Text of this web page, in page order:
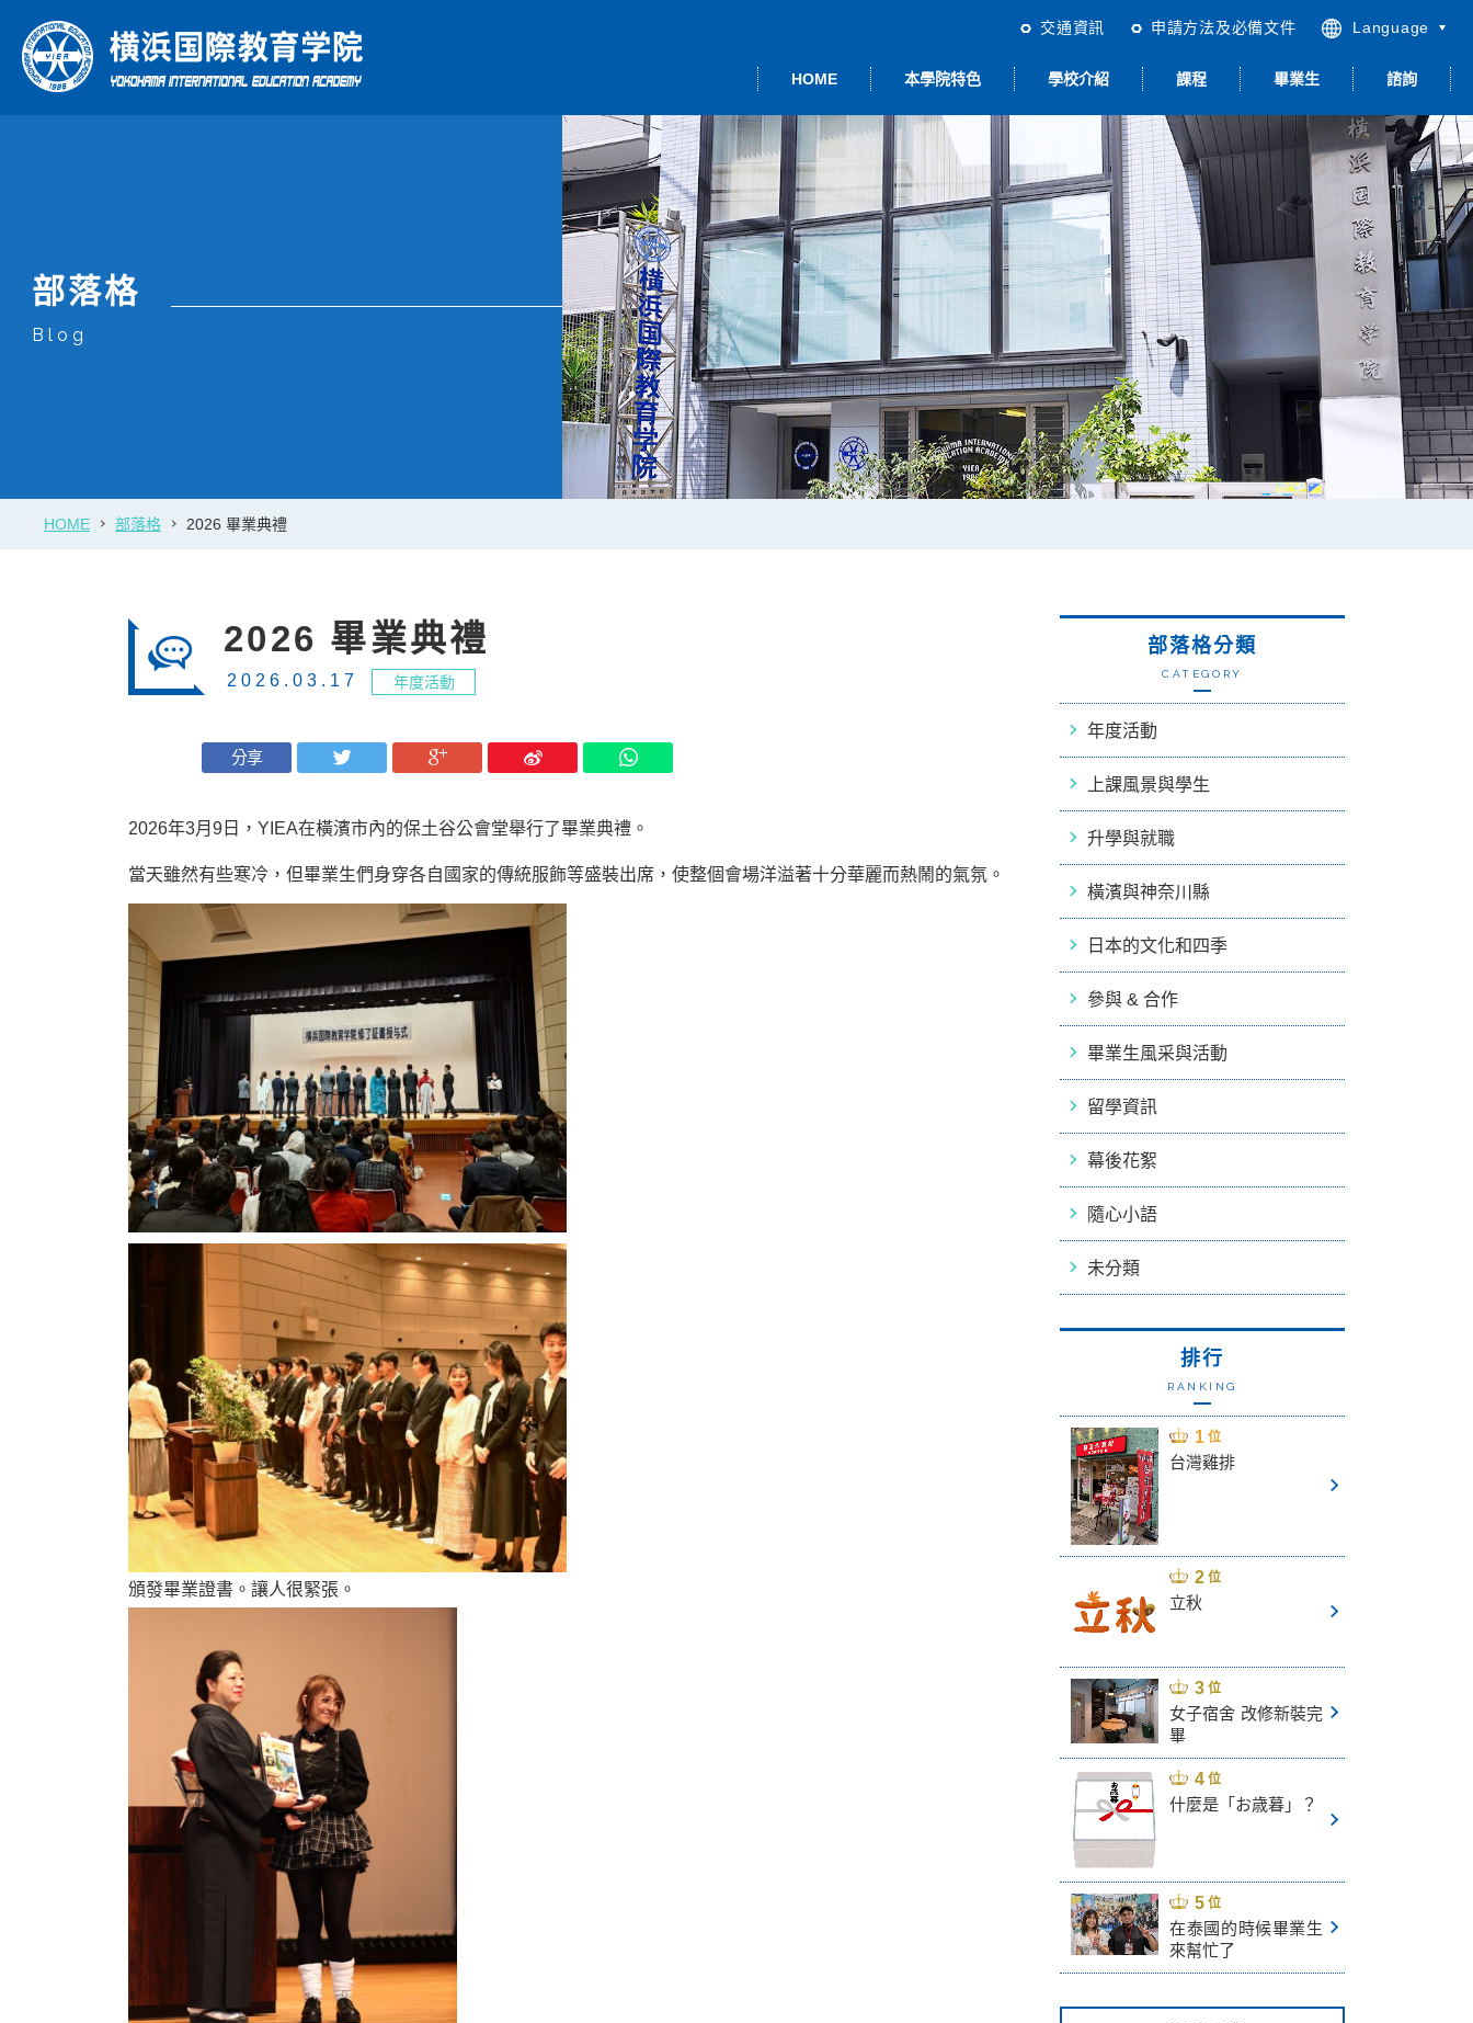
交通資訊 申請方法及必備文件
Language
English
简体中文
HOME 本學院特色
本學院特色
What Makes Us Special
本學院的教學 升學與就職 品質管理 & ISO
學校介紹
學校介紹
About Us
行事曆 留學生活 關於住宿
課程
課程
Courses
綜合日本語＜留學簽
大學院進修班
綜合日本語＜留學以
外＞
就職輔導
其他課程
畢業生 諮詢
部落格
Blog
HOME 部落格 2026 畢業典禮
2026 畢業典禮
2026.03.17 年度活動
分享
2026年3月9日，YIEA在橫濱市內的保土谷公會堂舉行了畢業典禮。
當天雖然有些寒冷，但畢業生們身穿各自國家的傳統服飾等盛裝出席，使整個會場洋溢著十分華麗而熱鬧的氣氛。
頒發畢業證書。讓人很緊張。
部落格分類
CATEGORY
年度活動
上課風景與學生
升學與就職
橫濱與神奈川縣
日本的文化和四季
參與 & 合作
畢業生風采與活動
留學資訊
幕後花絮
隨心小語
未分類
排行
RANKING
台灣雞排
立秋
女子宿舍 改修新裝完
畢
什麼是「お歳暮」？
在泰國的時候畢業生
來幫忙了